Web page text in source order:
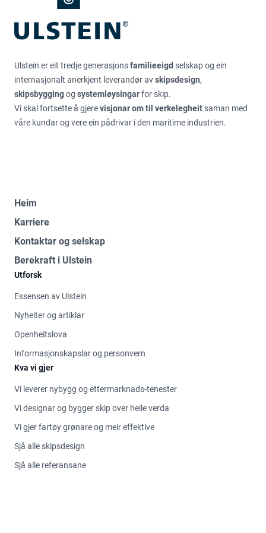
Ulstein er eit tredje generasjonsfamilieeigd selskap og ein
internasjonalt anerkjent leverandør avskipsdesign,
skipsbyggingog systemløysingarfor skip.
Vi skal fortsette å gjerevisjonar om til verkelegheit saman med
våre kundar og vere ein pådrivar i den maritime industrien.
Heim
Karriere
Kontaktar og selskap
Berekraft i Ulstein
Utforsk
Essensen av Ulstein
Nyheiter og artiklar
Openheitslova
Informasjonskapslar og personvern
Kva vi gjer
Vi leverer nybygg og ettermarknads-tenester
Vi designar og bygger skip over heile verda
Vi gjer fartøy grønare og meir effektive
Sjå alle skipsdesign
Sjå alle referansane